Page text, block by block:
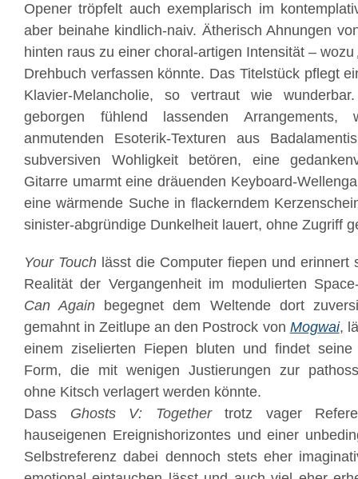
Opener tröpfelt auch exemplarisch im
aber beinahe kindlich-naiv. Ätherisch Ahnungen
hinten raus zu einer choral-artigen Intensität – wozu
Drehbuch verfassen könnte. Das Titelstück pflegt
Klavier-Melancholie, so vertraut wie
geborgen fühlend lassenden Arrangements,
anmutenden Esoterik-Texturen aus
subversiven Wohligkeit betören, eine
Gitarre umarmt eine dräuenden Keyboard-
eine wärmende Suche in flackerndem
sinister-abgründige Dunkelheit lauert, ohne Zugriff
Your Touch lässt die Computer fiepen und erinnert
Realität der Vergangenheit im modulierten
Can Again begegnet dem Weltende dort
gemahnt in Zeitlupe an den Postrock von Mogwai,
einem ziselierten Fiepen bluten und findet
Form, die mit wenigen Justierungen zur
ohne Kitsch verlagert werden könnte.
Dass Ghosts V: Togethertrotz vager
hauseigenen Ereignishorizontes und einer
Selbstreferenz dabei dennoch stets eher